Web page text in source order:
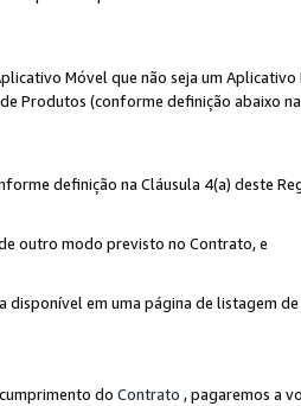
Móvel que não seja um
Produtos (conforme definição abaixo
definição na Cláusula 4(a) deste
outro modo previsto no Contrato, e
em uma página de listagem
do Contrato , pagaremos a